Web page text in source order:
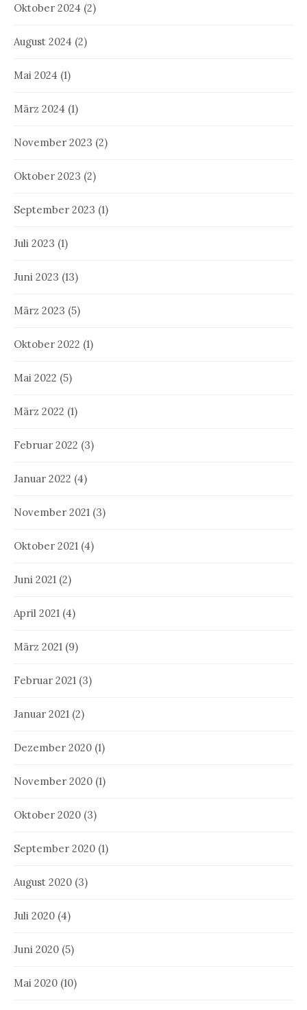
Oktober 2024 (2)
August 2024 (2)
Mai 2024 (1)
März 2024 (1)
November 2023 (2)
Oktober 2023 (2)
September 2023 (1)
Juli 2023 (1)
Juni 2023 (13)
März 2023 (5)
Oktober 2022 (1)
Mai 2022 (5)
März 2022 (1)
Februar 2022 (3)
Januar 2022 (4)
November 2021 (3)
Oktober 2021 (4)
Juni 2021 (2)
April 2021 (4)
März 2021 (9)
Februar 2021 (3)
Januar 2021 (2)
Dezember 2020 (1)
November 2020 (1)
Oktober 2020 (3)
September 2020 (1)
August 2020 (3)
Juli 2020 (4)
Juni 2020 (5)
Mai 2020 (10)